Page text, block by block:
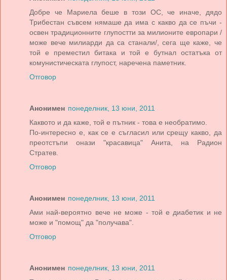
Добре че Мариела беше в този ОС, че иначе, дядо
Трибестан съвсем нямаше да има с какво да се пъчи -
освен традиционните глупостти за милионите европари /
може вече милиарди да са станали/, сега ще каже, че
той е преместил битака и той е бутнал остатъка от
комунистическата глупост, наречена паметник.
Отговор
Анонимен понеделник, 13 юни, 2011
Каквото и да каже, той е пътник - това е необратимо.
По-интересно е, как се е съгласил или срещу какво, да
преотстъпи онази "красавица" Анита, на Радион
Стратев.
Отговор
Анонимен понеделник, 13 юни, 2011
Ами най-вероятно вече не може - той е диабетик и не
може и "помощ" да "получава".
Отговор
Анонимен понеделник, 13 юни, 2011